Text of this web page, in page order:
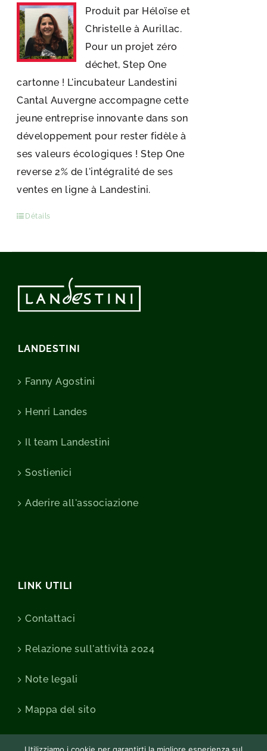
Produit par Héloïse et
Christelle à Aurillac.
Pour un projet zéro
déchet, Step One
cartonne ! L'incubateur Landestini
Cantal Auvergne accompagne cette
jeune entreprise innovante dans son
développement pour rester fidèle à
ses valeurs écologiques ! Step One
reverse 2% de l'intégralité de ses
ventes en ligne à Landestini.
Détails
LANDESTINI
Fanny Agostini
Henri Landes
Il team Landestini
Sostienici
Aderire all'associazione
LINK UTILI
Contattaci
Relazione sull'attività 2024
Note legali
Mappa del sito